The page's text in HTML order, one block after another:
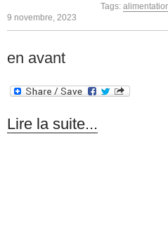
Tags:
9 novembre, 2023
en avant
Lire la suite...